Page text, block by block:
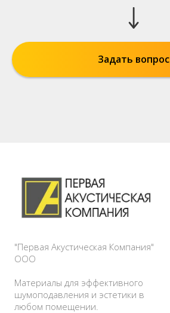
Задать вопрос
"Первая Акустическая Компания"
ООО
Материалы для эффективного
шумоподавления и эстетики в
любом помещении.